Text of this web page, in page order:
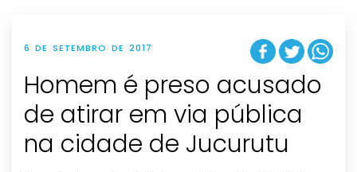
6 DE SETEMBRO DE 2017
Homem é preso acusado
de atirar em via pública
na cidade de Jucurutu